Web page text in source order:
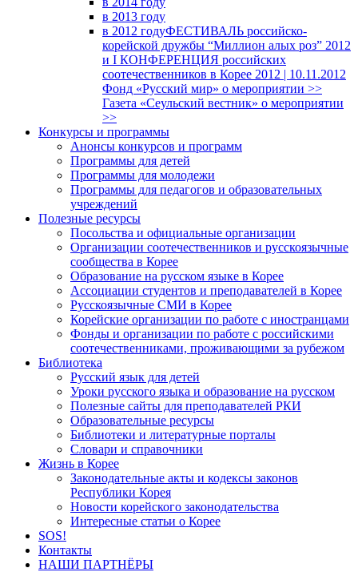
в 2013 году
в 2012 годуФЕСТИВАЛЬ российско-
корейской дружбы “Миллион алых роз” 2012
и I КОНФЕРЕНЦИЯ российских
соотечественников в Корее 2012 | 10.11.2012
Фонд «Русский мир» о мероприятии >>
Газета «Сеульский вестник» о мероприятии
>>
Конкурсы и программы
Анонсы конкурсов и программ
Программы для детей
Программы для молодежи
Программы для педагогов и образовательных
учреждений
Полезные ресурсы
Посольства и официальные организации
Организации соотечественников и русскоязычные
сообщества в Корее
Образование на русском языке в Корее
Ассоциации студентов и преподавателей в Корее
Русскоязычные СМИ в Корее
Корейские организации по работе с иностранцами
Фонды и организации по работе с российскими
соотечественниками, проживающими за рубежом
Библиотека
Русский язык для детей
Уроки русского языка и образование на русском
Полезные сайты для преподавателей РКИ
Образовательные ресурсы
Библиотеки и литературные порталы
Словари и справочники
Жизнь в Корее
Законодательные акты и кодексы законов
Республики Корея
Новости корейского законодательства
Интересные статьи о Корее
SOS!
Контакты
НАШИ ПАРТНЁРЫ